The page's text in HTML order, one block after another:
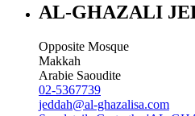
AL-GHAZALI
Opposite Mosque
Makkah
Arabie Saoudite
02-5367739
jeddah@al-ghazalisa.com